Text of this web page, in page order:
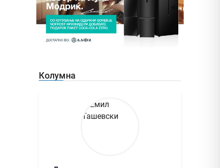
Колумна